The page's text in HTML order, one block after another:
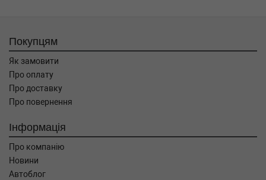
Покупцям
Як замовити
Про оплату
Про доставку
Про повернення
Інформація
Про компанію
Новини
Автоблог